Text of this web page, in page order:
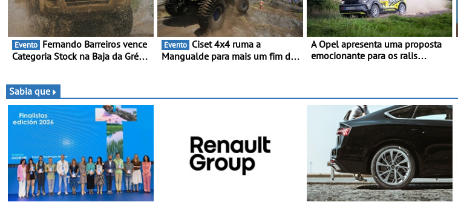
Evento
Categoria Stock na Baja da Grécia
Evento
Mangualde para mais um fim de
A Opel apresenta uma proposta
emocionante para os ralis
competitiva
Sabia que